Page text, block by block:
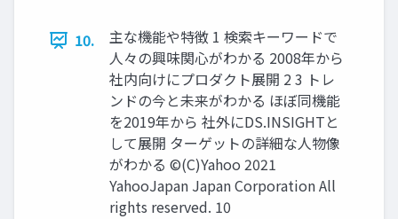
10.
主な機能や特徴 1 検索キーワードで
⼈々の興味関⼼がわかる 2008年から
社内向けにプロダクト展開 2 3 トレ
ンドの今と未来がわかる ほぼ同機能
を2019年から 社外にDS.INSIGHTと
して展開 ターゲットの詳細な⼈物像
がわかる ©(C)Yahoo 2021
YahooJapan Japan Corporation All
rights reserved. 10